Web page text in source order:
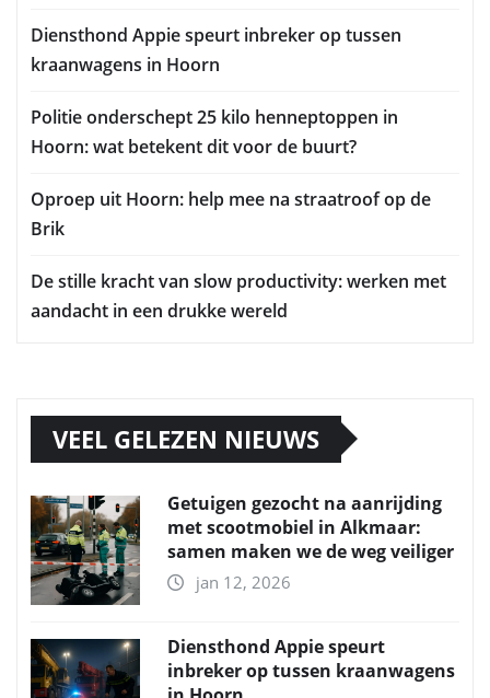
Diensthond Appie speurt inbreker op tussen
kraanwagens in Hoorn
Politie onderschept 25 kilo henneptoppen in
Hoorn: wat betekent dit voor de buurt?
Oproep uit Hoorn: help mee na straatroof op de
Brik
De stille kracht van slow productivity: werken met
aandacht in een drukke wereld
VEEL GELEZEN NIEUWS
Getuigen gezocht na aanrijding
met scootmobiel in Alkmaar:
samen maken we de weg veiliger
jan 12, 2026
Diensthond Appie speurt
inbreker op tussen kraanwagens